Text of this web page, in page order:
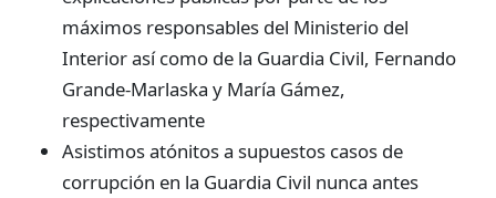
máximos responsables del Ministerio del
Interior así como de la Guardia Civil, Fernando
Grande-Marlaska y María Gámez,
respectivamente
Asistimos atónitos a supuestos casos de
corrupción en la Guardia Civil nunca antes